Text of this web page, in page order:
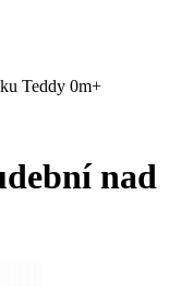
Teddy 0m+
nad